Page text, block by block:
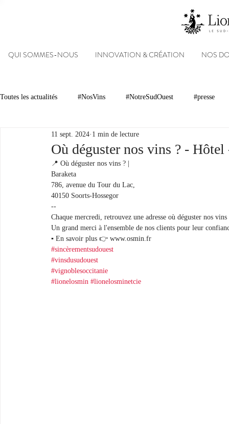
QUI SOMMES-NOUS INNOVATION & CRÉATION NOS
Toutes les actualités #NosVins #NotreSudOuest #presse
Chambre d’Amour Vins Armagnacs
Dégustations
#NosDomaines
Où déguster nos vins ? -
11 sept. 2024 1 min de lecture
📍 Où déguster nos vins ? |
Baraketa
786, avenue du Tour du Lac,
40150 Soorts-Hossegor
--
Chaque mercredi, retrouvez une adresse où déguster nos
Un grand merci à l'ensemble de nos clients pour leur
▪︎ En savoir plus 👉 www.osmin.fr
#sincèrementsudouest
#vinsdusudouest
#vignoblesoccitanie
#lionelosmin #lionelosminetcie